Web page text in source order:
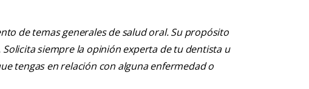
de temas generales de salud oral. Su propósito
siempre la opinión experta de tu dentista u
tengas en relación con alguna enfermedad o